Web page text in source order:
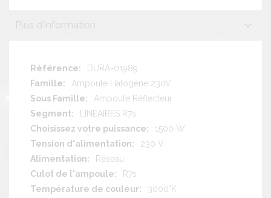
Plus d'information
Plus
d'information
DURA-01989
Ampoule Halogène 230V
Ampoule Réflecteur
LINEAIRES R7s
1500 W
230 V
Réseau
R7s
3000°K